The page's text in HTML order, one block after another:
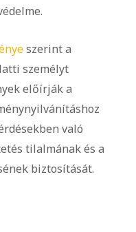
szerint a
személyt
előírják a
való
tilalmának és a
biztosítását.